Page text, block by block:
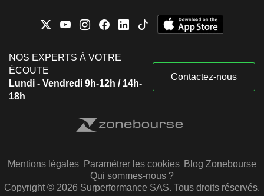
NOS EXPERTS À VOTRE
ÉCOUTE
Lundi - Vendredi 9h-12h / 14h-
18h
Contactez-nous
Mentions légales Paramétrer les cookies Blog Zonebourse
Qui sommes-nous ?
Copyright © 2026 Surperformance SAS. Tous droits réservés.